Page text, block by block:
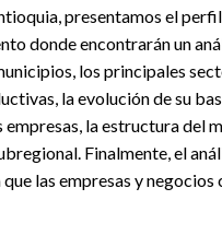
presentamos el
donde encontrarán un
los principales
la evolución de su
empresas, la estructura del
Finalmente, el
las empresas y